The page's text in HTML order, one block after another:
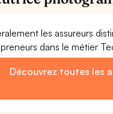
les assureurs
dans le métier
Découvrez toutes les